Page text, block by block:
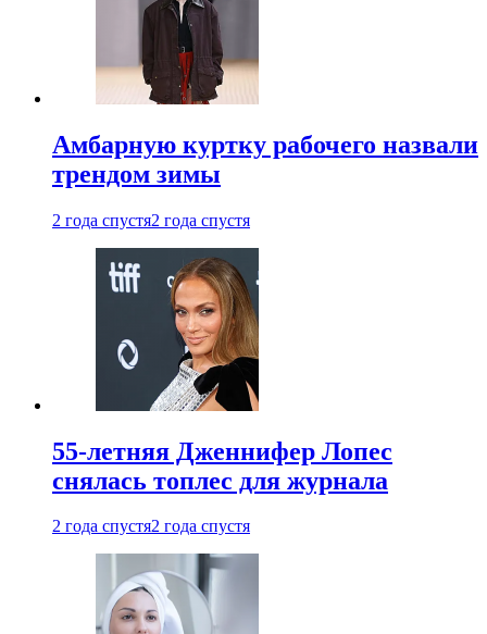
Амбарную куртку рабочего назвали
трендом зимы
2 года спустя2 года спустя
55-летняя Дженнифер Лопес
снялась топлес для журнала
2 года спустя2 года спустя